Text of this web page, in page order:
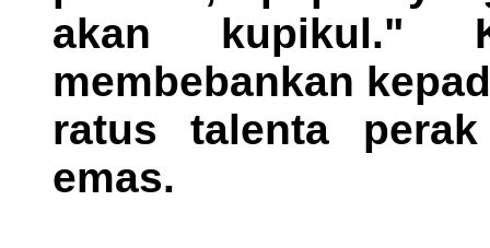
akan kupikul."
membebankan
ratus talenta
emas.